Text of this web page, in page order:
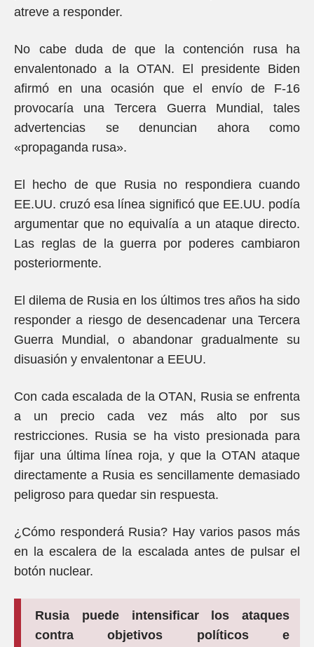
atreve a responder.
No cabe duda de que la contención rusa ha
envalentonado a la OTAN. El presidente Biden
afirmó en una ocasión que el envío de F-16
provocaría una Tercera Guerra Mundial, tales
advertencias se denuncian ahora como
«propaganda rusa».
El hecho de que Rusia no respondiera cuando
EE.UU. cruzó esa línea significó que EE.UU. podía
argumentar que no equivalía a un ataque directo.
Las reglas de la guerra por poderes cambiaron
posteriormente.
El dilema de Rusia en los últimos tres años ha sido
responder a riesgo de desencadenar una Tercera
Guerra Mundial, o abandonar gradualmente su
disuasión y envalentonar a EEUU.
Con cada escalada de la OTAN, Rusia se enfrenta
a un precio cada vez más alto por sus
restricciones. Rusia se ha visto presionada para
fijar una última línea roja, y que la OTAN ataque
directamente a Rusia es sencillamente demasiado
peligroso para quedar sin respuesta.
¿Cómo responderá Rusia? Hay varios pasos más
en la escalera de la escalada antes de pulsar el
botón nuclear.
Rusia puede intensificar los ataques
contra objetivos políticos e